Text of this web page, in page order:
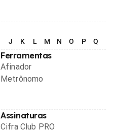
J K L M N O P Q
Ferramentas
Afinador
Metrônomo
Assinaturas
Cifra Club PRO